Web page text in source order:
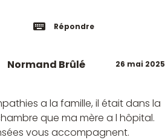
Répondre
26 mai 2025
Normand Brûlé
a la famille, il était dans la
que ma mère a l hôpital.
vous accompagnent.